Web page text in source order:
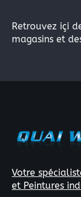
Retrouvez içi
magasins et
Votre
et Peintures